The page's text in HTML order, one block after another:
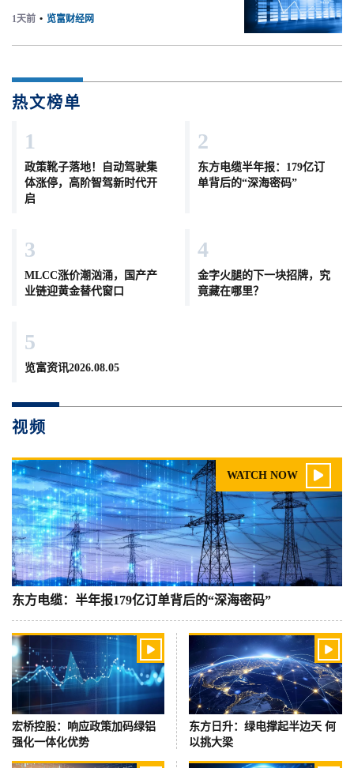
1天前 • 览富财经网
热文榜单
1
政策靴子落地！自动驾驶集
体涨停，高阶智驾新时代开
启
2
东方电缆半年报：179亿订
单背后的“深海密码”
3
MLCC涨价潮汹涌，国产产
业链迎黄金替代窗口
4
金字火腿的下一块招牌，究
竟藏在哪里？
5
览富资讯2026.08.05
视频
WATCH NOW 
东方电缆：半年报179亿订单背后的“深海密码”

宏桥控股：响应政策加码绿铝
强化一体化优势

东方日升：绿电撑起半边天 何
以挑大梁